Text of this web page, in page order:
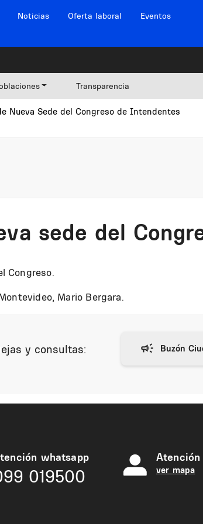
Noticias Oferta laboral Eventos
Transparencia
Nueva Sede del Congreso de Intendentes
sede del
Congreso.
Mario Bergara.
y consultas:
whatsapp
019500 ver mapa